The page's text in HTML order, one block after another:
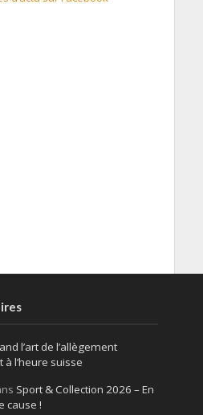
l’art de l’allègement
l’heure suisse
Sport & Collection 2026 – En
cause !